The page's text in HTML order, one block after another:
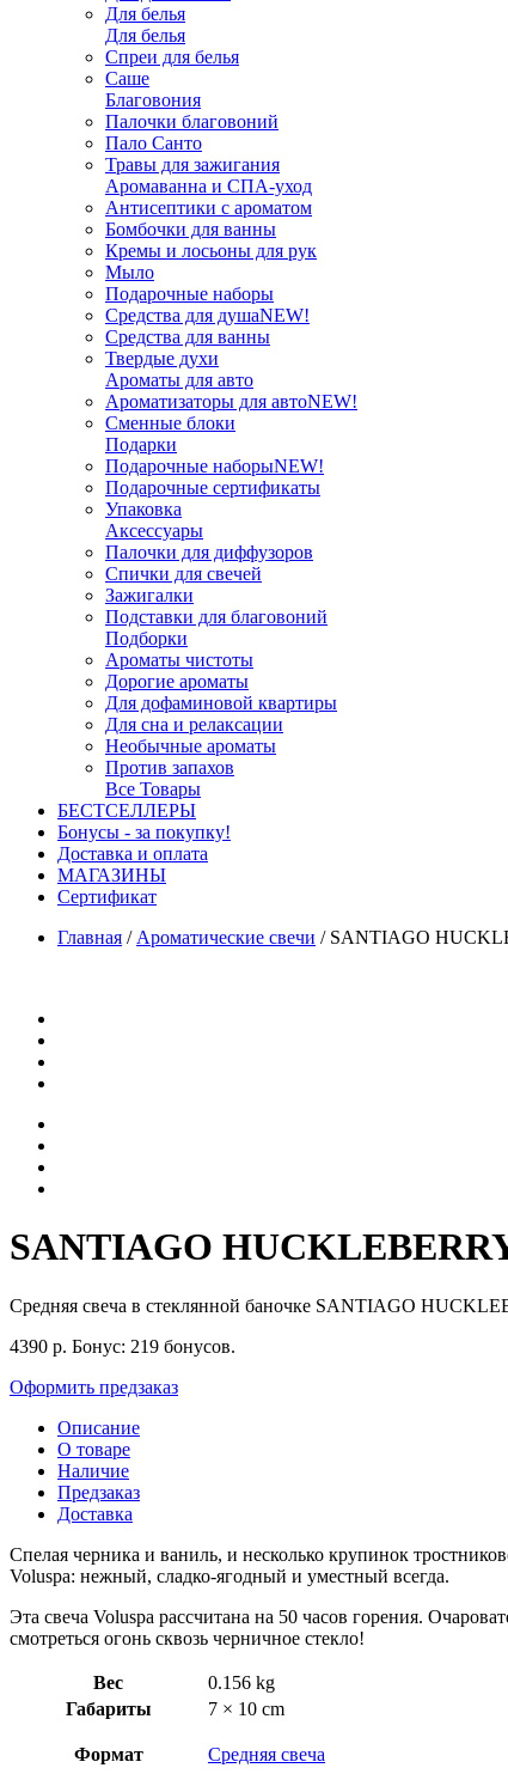
Для белья
Для белья
Спреи для белья
Саше
Благовония
Палочки благовоний
Пало Санто
Травы для зажигания
Аромаванна и СПА-уход
Антисептики с ароматом
Бомбочки для ванны
Кремы и лосьоны для рук
Мыло
Подарочные наборы
Средства для душаNEW!
Средства для ванны
Твердые духи
Ароматы для авто
Ароматизаторы для автоNEW!
Сменные блоки
Подарки
Подарочные наборыNEW!
Подарочные сертификаты
Упаковка
Аксессуары
Палочки для диффузоров
Спички для свечей
Зажигалки
Подставки для благовоний
Подборки
Ароматы чистоты
Дорогие ароматы
Для дофаминовой квартиры
Для сна и релаксации
Необычные ароматы
Против запахов
Все Товары
БЕСТСЕЛЛЕРЫ
Бонусы - за покупку!
Доставка и оплата
МАГАЗИНЫ
Cертификат
Главная / Ароматические свечи / SANTIAGO
SANTIAGO
Средняя свеча в стеклянной баночке SANTIAGO
4390 р. Бонус: 219 бонусов.
Оформить предзаказ
Описание
О товаре
Наличие
Предзаказ
Доставка
Спелая черника и ваниль, и несколько крупинок
Voluspa: нежный, сладко-ягодный и уместный всегда.
Эта свеча Voluspa рассчитана на 50 часов горения.
смотреться огонь сквозь черничное стекло!
Вес
0.156 kg
Габариты
7 × 10 cm
Формат Средняя свеча